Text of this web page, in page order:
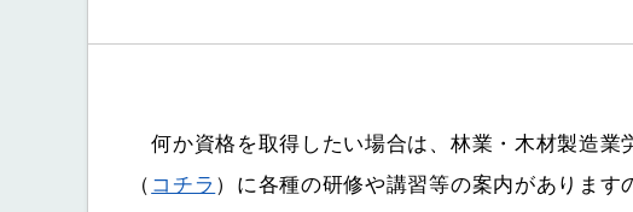
何か資格を取得したい場合は、林業・木材製造業
（ コチラ ）に各種の研修や講習等の案内がありま